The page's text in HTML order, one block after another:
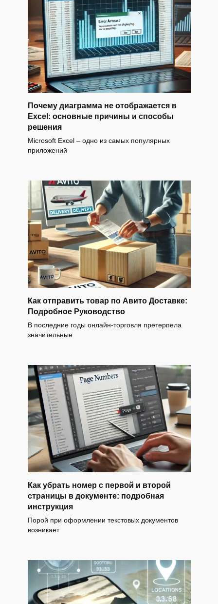
Почему диаграмма не отображается в
Excel: основные причины и способы
решения
Microsoft Excel – одно из самых популярных
приложений
Как отправить товар по Авито Доставке:
Подробное Руководство
В последние годы онлайн-торговля претерпела
значительные
Как убрать номер с первой и второй
страницы в документе: подробная
инструкция
Порой при оформлении текстовых документов
возникает